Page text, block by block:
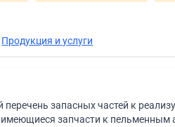
Продукция и услуги
запасных частей к
запчасти к пельменным